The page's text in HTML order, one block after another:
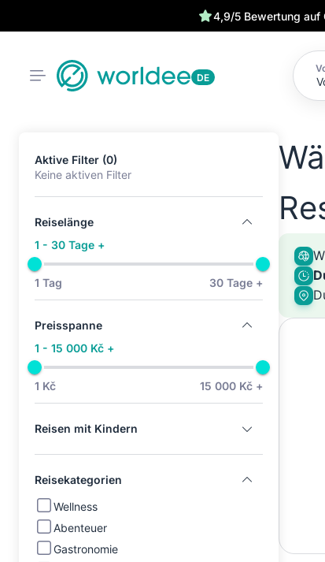
4,9/5 Bewertung auf
DE
Aktive Filter (0)
Keine aktiven Filter
Reiselänge
1 - 30 Tage +
1 Tag 30 Tage +
Preisspanne
1 - 15 000 Kč +
1 Kč 15 000 Kč +
Reisen mit Kindern
Reisekategorien
Wellness
Abenteuer
Gastronomie